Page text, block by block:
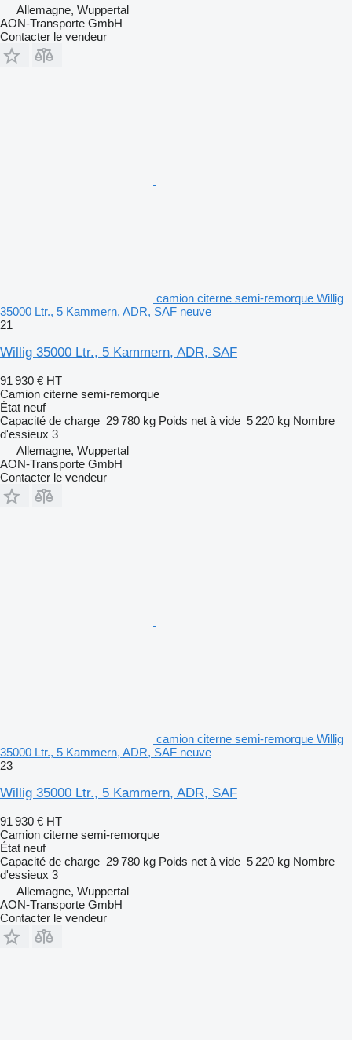
Allemagne, Wuppertal
AON-Transporte GmbH
Contacter le vendeur
camion citerne semi-remorque Willig
35000 Ltr., 5 Kammern, ADR, SAF neuve
21
Willig 35000 Ltr., 5 Kammern, ADR, SAF
91 930 € HT
Camion citerne semi-remorque
État neuf
Capacité de charge 29 780 kg Poids net à vide 5 220 kg Nombre
d'essieux 3
Allemagne, Wuppertal
AON-Transporte GmbH
Contacter le vendeur
camion citerne semi-remorque Willig
35000 Ltr., 5 Kammern, ADR, SAF neuve
23
Willig 35000 Ltr., 5 Kammern, ADR, SAF
91 930 € HT
Camion citerne semi-remorque
État neuf
Capacité de charge 29 780 kg Poids net à vide 5 220 kg Nombre
d'essieux 3
Allemagne, Wuppertal
AON-Transporte GmbH
Contacter le vendeur